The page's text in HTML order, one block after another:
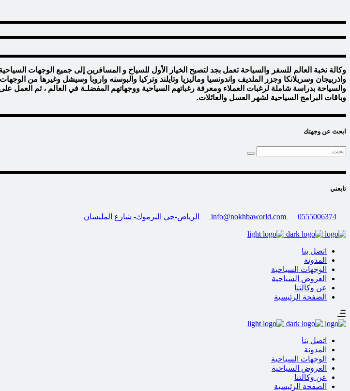
وكالة نخبة العالم للسفر والسياحة تعمل بجد لتصبح الخيار الأول للسياح و المسافرين إلى جميع الوجهات
واذربيجان وسريلانكا وجزر الملديف واندونسيا وماليزيا وتايلند وتركيا والبوسنه واروبا وسيشل وغيرها من
والسياحة بدراسة شاملة لرغبات العملاء ومعرفة رغباتهم السياحية ووجهاتهم المفضلـة في العالم ، ثم
وباقات البرامج السياحية لشهر العسل والعائلات.
ابحث عن وجهتك
تابعني
info@nokhbaworld.com 0555006374 الرياض-حي اليرموك- شارع المليسان
اتصل بنا
المدونة
الوجهات السياحية
العروض السياحية
عن وكالتنا
الصفحة الرئيسية
اتصل بنا
المدونة
الوجهات السياحية
العروض السياحية
عن وكالتنا
الصفحة الرئيسية